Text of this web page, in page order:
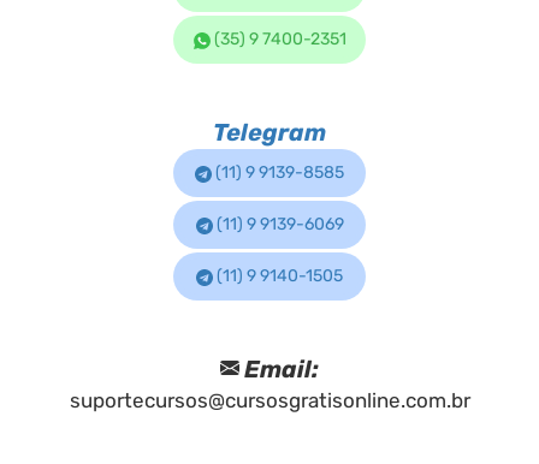
(35) 9 7400-2351
Telegram
(11) 9 9139-8585
(11) 9 9139-6069
(11) 9 9140-1505
Email:
suportecursos@cursosgratisonline.com.br